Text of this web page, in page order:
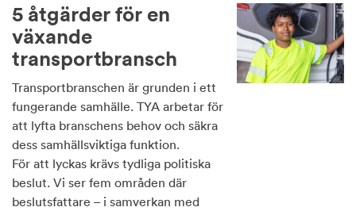
5 åtgärder för en
växande
transportbransch
Transportbranschen är grunden i ett
fungerande samhälle. TYA arbetar för
att lyfta branschens behov och säkra
dess samhällsviktiga funktion.
För att lyckas krävs tydliga politiska
beslut. Vi ser fem områden där
beslutsfattare – i samverkan med